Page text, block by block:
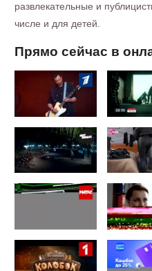
развлекательные и
числе и для детей.
Прямо сейчас в